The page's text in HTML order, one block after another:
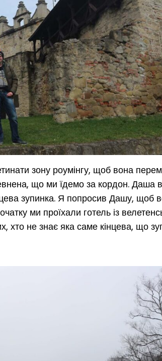
зону роумінгу, щоб вона
що ми їдемо за кордон. Даша
зупинка. Я попросив Дашу, щоб
ми проїхали готель із
хто не знає яка саме кінцева, що